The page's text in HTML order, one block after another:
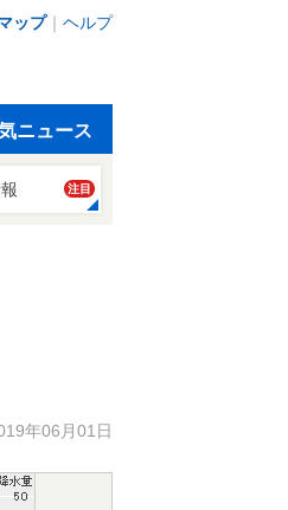
ップ｜ ヘルプ
ニュース
注目
年06月01日